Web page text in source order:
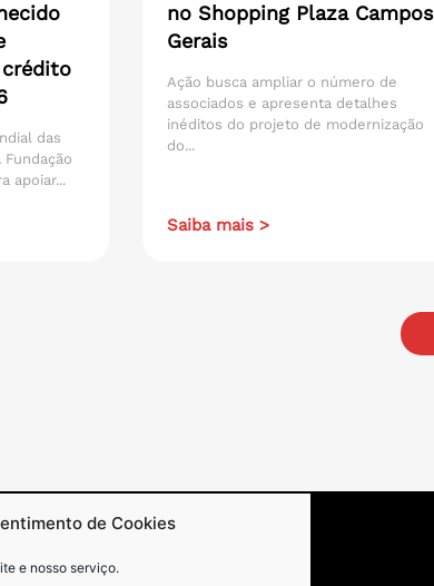
de Cookies
e nosso serviço.
das
apoiar...
no Shopping Plaza Campos
Gerais
Ação busca ampliar o número de
associados e apresenta detalhes
inéditos do projeto de modernização
do...
Saiba mais >